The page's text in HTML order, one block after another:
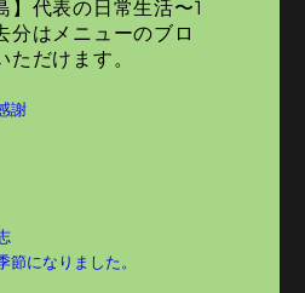
】代表の日常生活〜1
はメニューのブロ
だけます。
謝
節になりました。